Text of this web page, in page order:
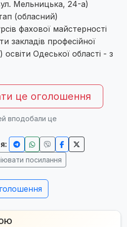
Мельницька, 24-а)
(обласний)
фахової майстерності
закладів професійної
освіти Одеської області - з
це оголошення
вподобали це
посилання